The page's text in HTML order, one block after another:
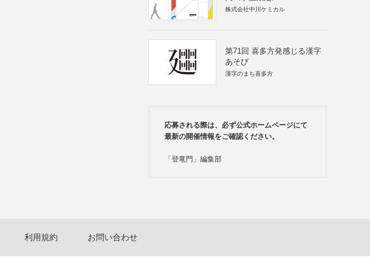
株式会社中川ケミカル
第71回 喜多方発感じる漢字
あそび
漢字のまち喜多方
応募される際は、必ず公式ホームページにて
最新の開催情報をご確認ください。
「登竜門」編集部
利用規約 お問い合わせ